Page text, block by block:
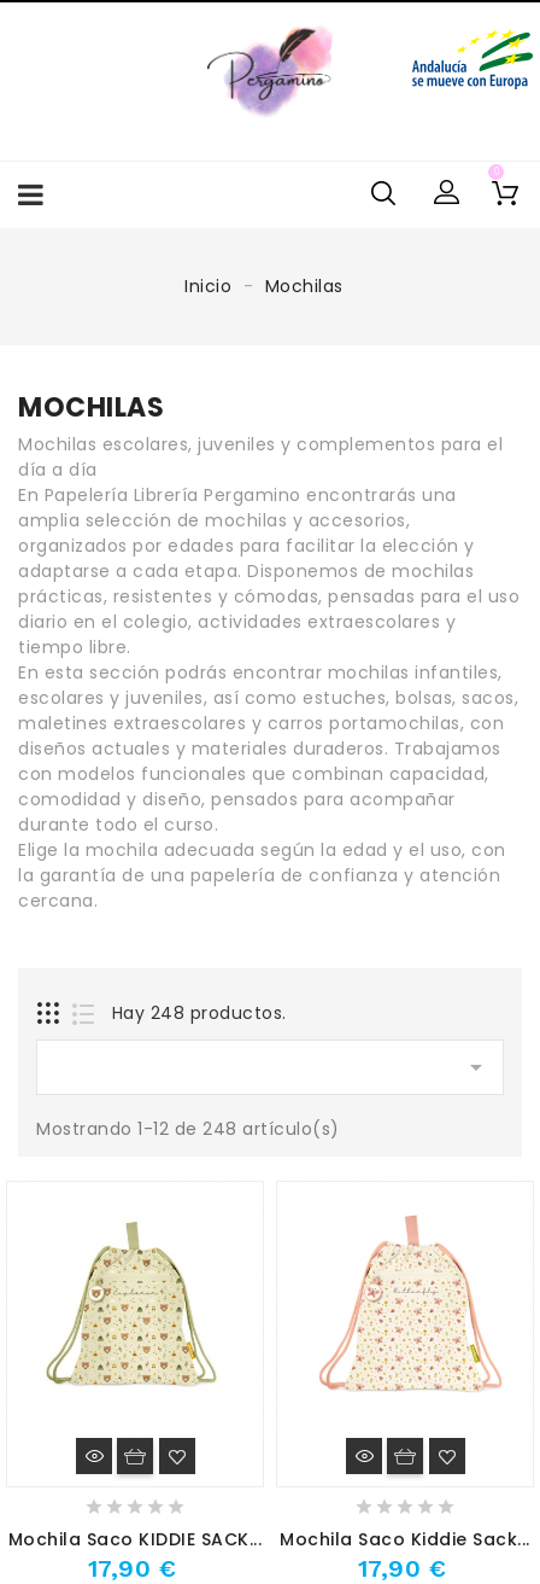
0
Inicio Mochilas
MOCHILAS
Mochilas escolares, juveniles y complementos para el
día a día
En Papelería Librería Pergamino encontrarás una
amplia selección de mochilas y accesorios,
organizados por edades para facilitar la elección y
adaptarse a cada etapa. Disponemos de mochilas
prácticas, resistentes y cómodas, pensadas para el uso
diario en el colegio, actividades extraescolares y
tiempo libre.
En esta sección podrás encontrar mochilas infantiles,
escolares y juveniles, así como estuches, bolsas, sacos,
maletines extraescolares y carros portamochilas, con
diseños actuales y materiales duraderos. Trabajamos
con modelos funcionales que combinan capacidad,
comodidad y diseño, pensados para acompañar
durante todo el curso.
Elige la mochila adecuada según la edad y el uso, con
la garantía de una papelería de confianza y atención
cercana.
Hay 248 productos.

Mostrando 1-12 de 248 artículo(s)
Mochila Saco KIDDIE SACK...
17,90 €
Mochila Saco Kiddie Sack...
17,90 €